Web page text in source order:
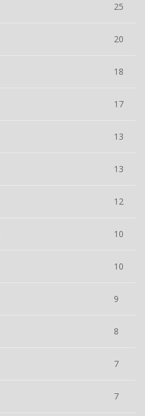
25
20
18
17
13
13
12
10
10
9
8
7
7